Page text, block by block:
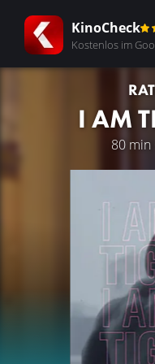
KinoCheck
Kostenlos im
I AM
80 min